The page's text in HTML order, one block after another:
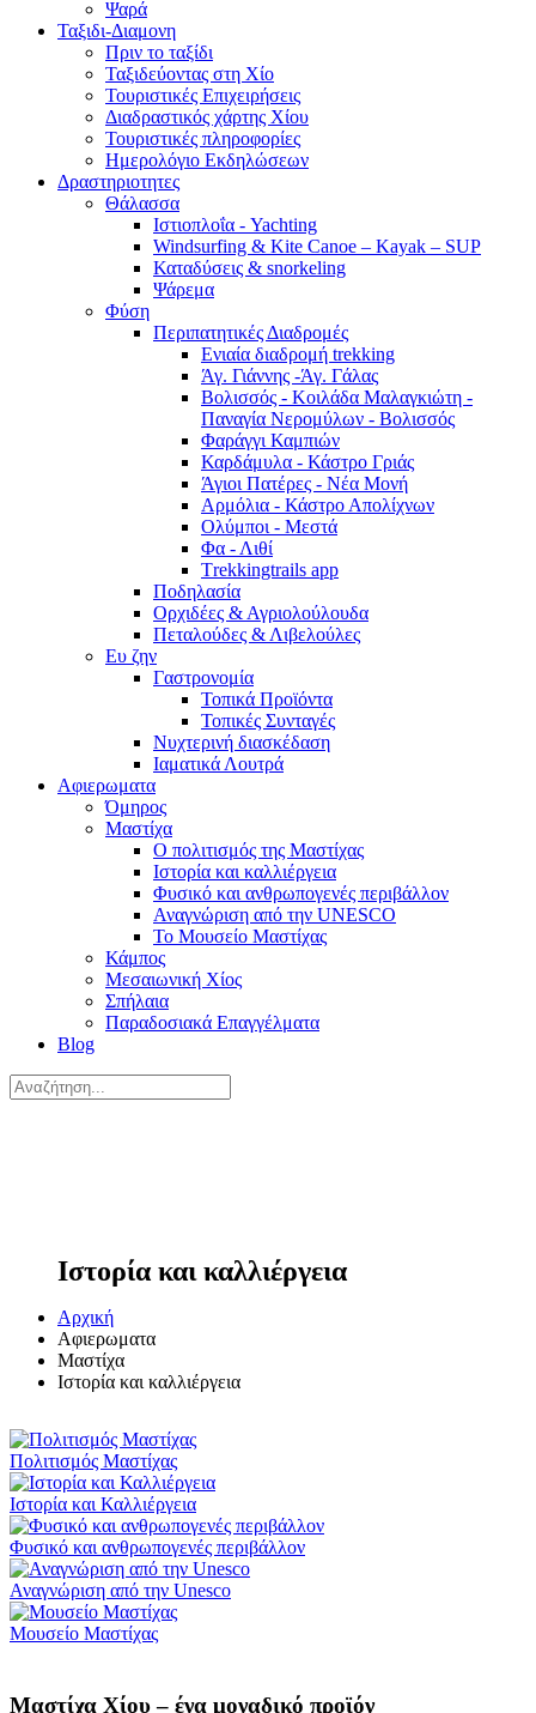
Ψαρά
Ταξιδι-Διαμονη
Πριν το ταξίδι
Ταξιδεύοντας στη Χίο
Τουριστικές Επιχειρήσεις
Διαδραστικός χάρτης Χίου
Τουριστικές πληροφορίες
Ημερολόγιο Εκδηλώσεων
Δραστηριοτητες
Θάλασσα
Ιστιοπλοΐα - Yachting
Windsurfing & Kite Canoe – Kayak – SUP
Καταδύσεις & snorkeling
Ψάρεμα
Φύση
Περιπατητικές Διαδρομές
Ενιαία διαδρομή trekking
Άγ. Γιάννης -Άγ. Γάλας
Βολισσός - Κοιλάδα Μαλαγκιώτη -
Παναγία Νερομύλων - Βολισσός
Φαράγγι Καμπιών
Καρδάμυλα - Κάστρο Γριάς
Άγιοι Πατέρες - Νέα Μονή
Αρμόλια - Κάστρο Απολίχνων
Ολύμποι - Μεστά
Φα - Λιθί
Τrekkingtrails app
Ποδηλασία
Ορχιδέες & Αγριολούλουδα
Πεταλούδες & Λιβελούλες
Ευ ζην
Γαστρονομία
Τοπικά Προϊόντα
Τοπικές Συνταγές
Νυχτερινή διασκέδαση
Ιαματικά Λουτρά
Αφιερωματα
Όμηρος
Μαστίχα
Ο πολιτισμός της Μαστίχας
Ιστορία και καλλιέργεια
Φυσικό και ανθρωπογενές περιβάλλον
Αναγνώριση από την UNESCO
Το Μουσείο Μαστίχας
Κάμπος
Μεσαιωνική Χίος
Σπήλαια
Παραδοσιακά Επαγγέλματα
Blog
Ιστορία και καλλιέργεια
Αρχική
Αφιερωματα
Μαστίχα
Ιστορία και καλλιέργεια
Πολιτισμός Μαστίχας
Ιστορία και Καλλιέργεια
Φυσικό και ανθρωπογενές περιβάλλον
Αναγνώριση από την Unesco
Μουσείο Μαστίχας
Μαστίχα Χίου – ένα μοναδικό προϊόν